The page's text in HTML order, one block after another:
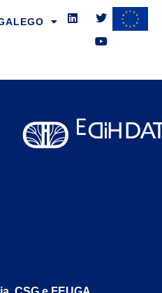
L
i
i
T
w
i
t
r
Y
o
u
t
e